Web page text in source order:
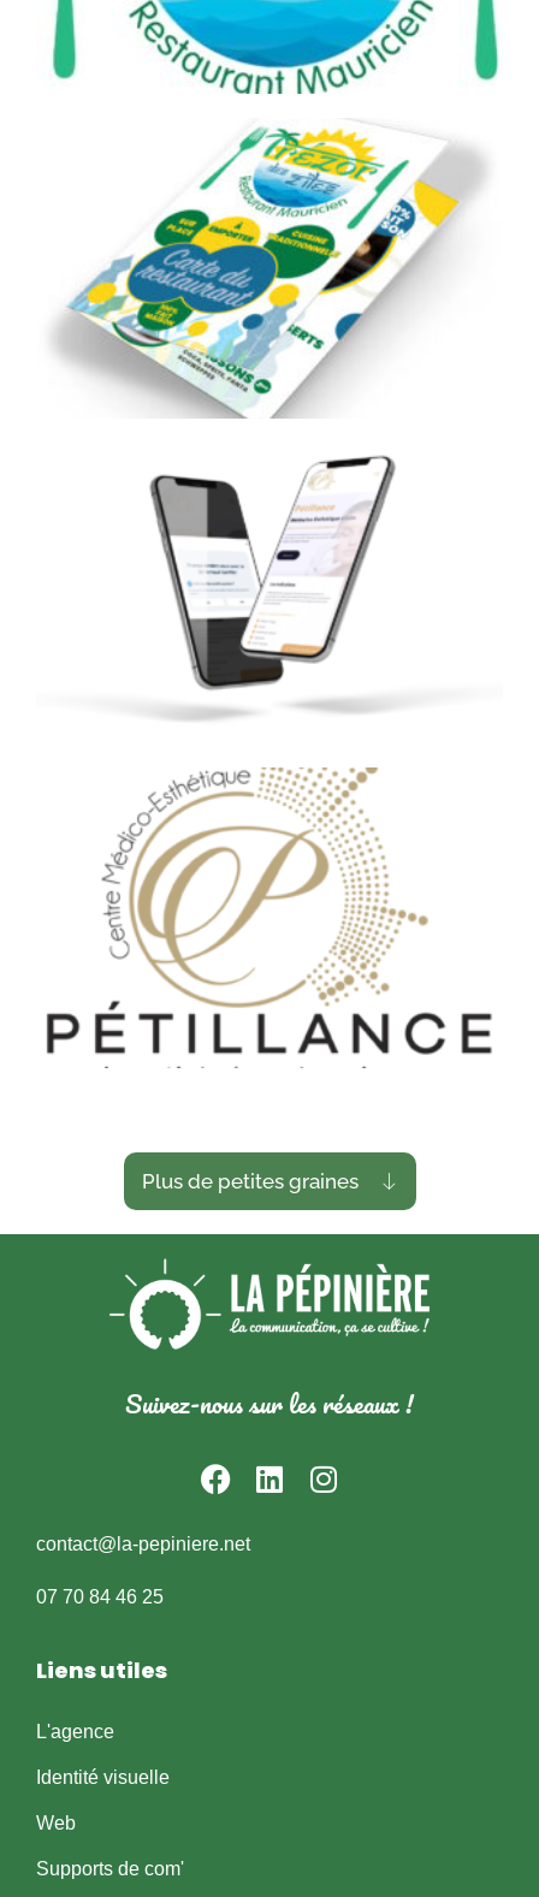
Plus de petites graines
Suivez-nous sur les réseaux !
contact@la-pepiniere.net
07 70 84 46 25
Liens utiles
L'agence
Identité visuelle
Web
Supports de com'